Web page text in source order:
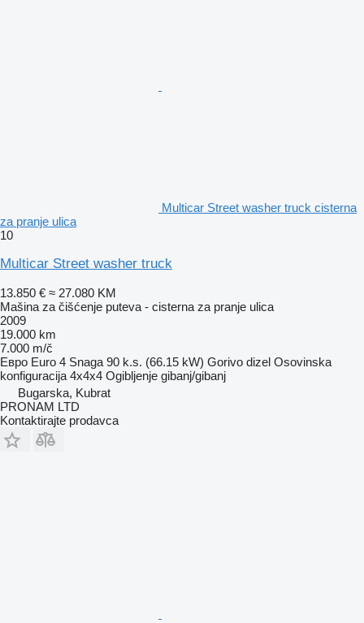
Multicar Street washer truck cisterna
za pranje ulica
10
Multicar Street washer truck
13.850 € ≈ 27.080 KM
Mašina za čišćenje puteva - cisterna za pranje ulica
2009
19.000 km
7.000 m/č
Евро Euro 4 Snaga 90 k.s. (66.15 kW) Gorivo dizel Osovinska
konfiguracija 4x4x4 Ogibljenje gibanj/gibanj
Bugarska, Kubrat
PRONAM LTD
Kontaktirajte prodavca